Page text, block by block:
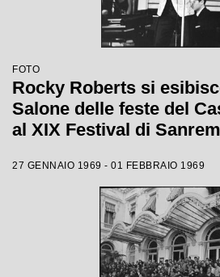
FOTO
Rocky Roberts si
Salone delle feste del
al XIX Festival di
27 GENNAIO 1969 - 01 FEBBRAIO 1969